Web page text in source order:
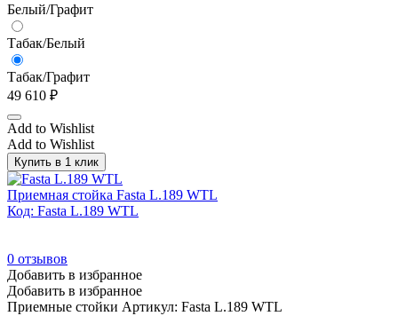
Белый/Графит
Табак/Белый
Табак/Графит
49 610 ₽
Add to Wishlist
Add to Wishlist
Купить в 1 клик
Приемная стойка Fasta L.189 WTL
Код: Fasta L.189 WTL
0 отзывов
Добавить в избранное
Добавить в избранное
Приемные стойки Артикул: Fasta L.189 WTL